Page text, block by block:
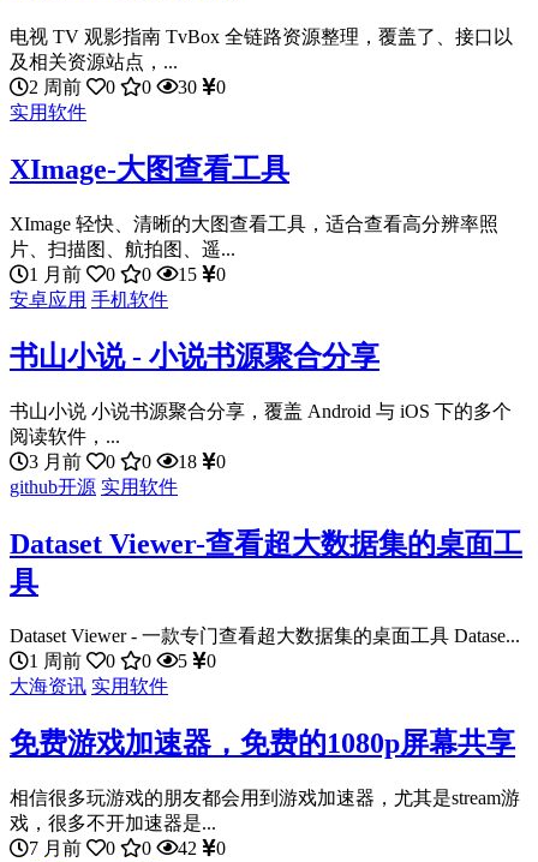
电视 TV 观影指南 TvBox 全链路资源整理，覆盖了、接口以
及相关资源站点，...
2 周前
0 0 30
0
实用软件
XImage-大图查看工具
XImage 轻快、清晰的大图查看工具，适合查看高分辨率照
片、扫描图、航拍图、遥...
1 月前
0 0 15
0
安卓应用 手机软件
书山小说 - 小说书源聚合分享
书山小说 小说书源聚合分享，覆盖 Android 与 iOS 下的多个
阅读软件，...
3 月前
0 0 18
0
github开源 实用软件
Dataset Viewer-查看超大数据集的桌面工
具
Dataset Viewer - 一款专门查看超大数据集的桌面工具 Datase...
1 周前
0 0 5
0
大海资讯 实用软件
免费游戏加速器，免费的1080p屏幕共享
相信很多玩游戏的朋友都会用到游戏加速器，尤其是stream游
戏，很多不开加速器是...
7 月前
0 0 42
0